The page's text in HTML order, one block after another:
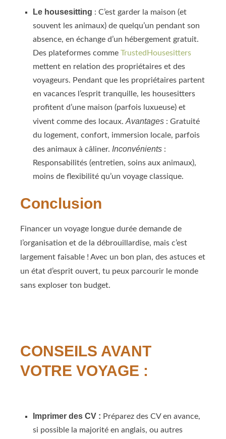
Le housesitting : C’est garder la maison (et
souvent les animaux) de quelqu’un pendant son
absence, en échange d’un hébergement gratuit.
Des plateformes comme TrustedHousesitters
mettent en relation des propriétaires et des
voyageurs. Pendant que les propriétaires partent
en vacances l’esprit tranquille, les housesitters
profitent d’une maison (parfois luxueuse) et
vivent comme des locaux.Avantages : Gratuité
du logement, confort, immersion locale, parfois
des animaux à câliner. Inconvénients :
Responsabilités (entretien, soins aux animaux),
moins de flexibilité qu’un voyage classique.
Conclusion
Financer un voyage longue durée demande de
l’organisation et de la débrouillardise, mais c’est
largement faisable ! Avec un bon plan, des astuces et
un état d’esprit ouvert, tu peux parcourir le monde
sans exploser ton budget.
CONSEILS AVANT
VOTRE VOYAGE :
Imprimer des CV : Préparez des CV en avance,
si possible la majorité en anglais, ou autres